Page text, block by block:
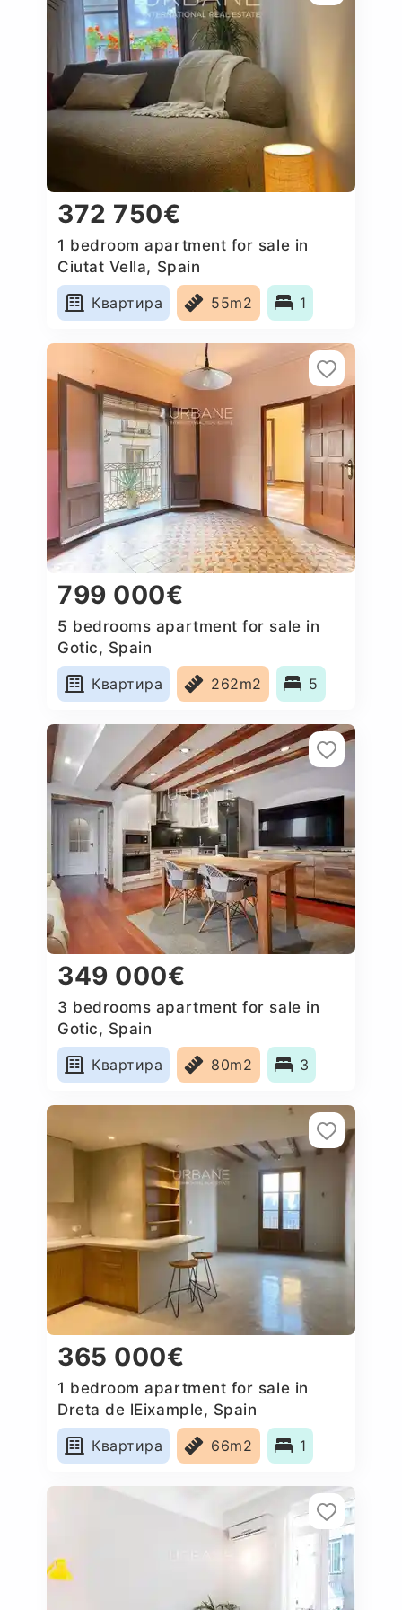
372 750€
1 bedroom apartment for sale in
Ciutat Vella, Spain
Квартира
55m2 1
799 000€
5 bedrooms apartment for sale in
Gotic, Spain
Квартира
262m2 5
349 000€
3 bedrooms apartment for sale in
Gotic, Spain
Квартира
80m2 3
365 000€
1 bedroom apartment for sale in
Dreta de lEixample, Spain
Квартира
66m2 1